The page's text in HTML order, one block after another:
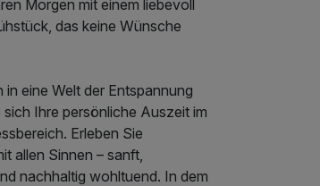
Morgen mit einem liebevoll
das keine Wünsche
in eine Welt der Entspannung
Ihre persönliche Auszeit im
Erleben Sie
allen Sinnen – sanft,
nachhaltig wohltuend. In dem